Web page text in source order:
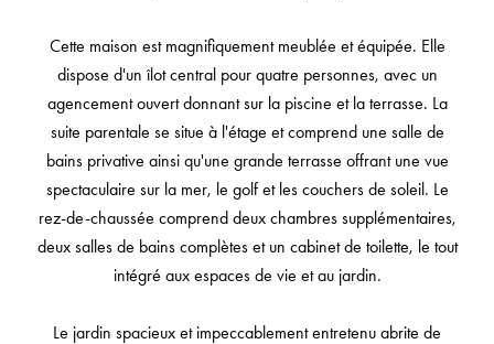
Cette maison est magnifiquement meublée et équipée. Elle
dispose d'un îlot central pour quatre personnes, avec un
agencement ouvert donnant sur la piscine et la terrasse. La
suite parentale se situe à l'étage et comprend une salle de
bains privative ainsi qu'une grande terrasse offrant une vue
spectaculaire sur la mer, le golf et les couchers de soleil. Le
rez-de-chaussée comprend deux chambres supplémentaires,
deux salles de bains complètes et un cabinet de toilette, le tout
intégré aux espaces de vie et au jardin.
Le jardin spacieux et impeccablement entretenu abrite de